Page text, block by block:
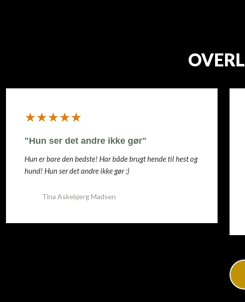
​★★★★★
"Hun ser det andre ikke gør"
Hun er bare den bedste! Har både brugt hende til hest og
hund! Hun ser det andre ikke gør :)
Tina Askebjerg Madsen